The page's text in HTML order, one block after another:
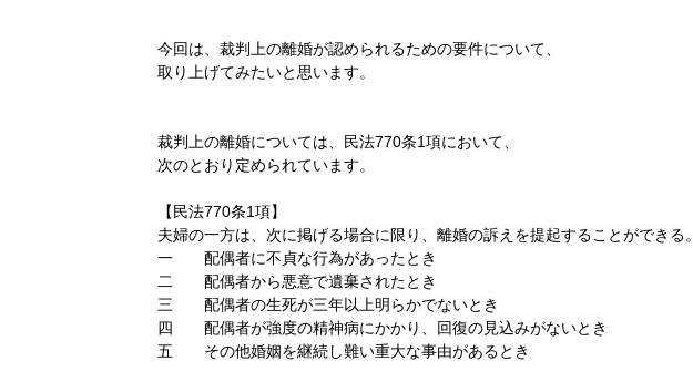
今回は、裁判上の離婚が認められるための要件について、
取り上げてみたいと思います。
裁判上の離婚については、民法770条1項において、
次のとおり定められています。
【民法770条1項】
夫婦の一方は、次に掲げる場合に限り、離婚の訴えを提起することができる。
一 配偶者に不貞な行為があったとき
二 配偶者から悪意で遺棄されたとき
三 配偶者の生死が三年以上明らかでないとき
四 配偶者が強度の精神病にかかり、回復の見込みがないとき
五 その他婚姻を継続し難い重大な事由があるとき